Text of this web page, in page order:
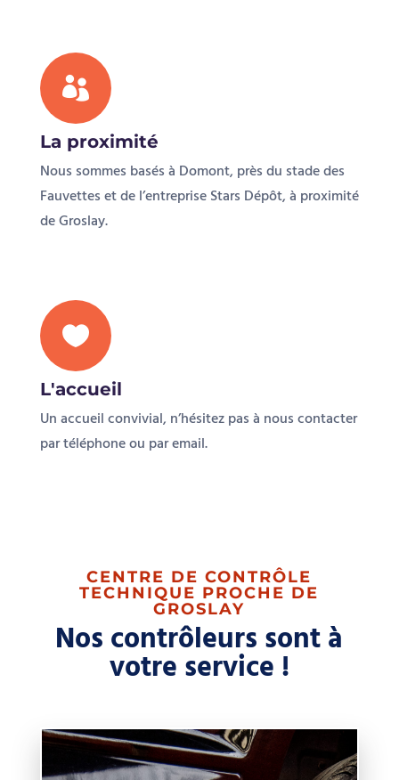

La proximité
Nous sommes basés à Domont, près du stade des
Fauvettes et de l’entreprise Stars Dépôt, à proximité
de Groslay.

L'accueil
Un accueil convivial, n’hésitez pas à nous contacter
par téléphone ou par email.
TECHNIQUE PROCHE DE
GROSLAY
Nos contrôleurs sont à
votre service !